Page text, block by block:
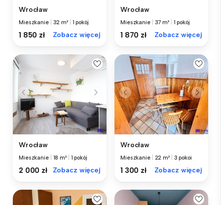
Wrocław
Mieszkanie 32 m² 1 pokój
1 850 zł Zobacz więcej
Wrocław
Mieszkanie 37 m² 1 pokój
1 870 zł Zobacz więcej
Wrocław
Mieszkanie 18 m² 1 pokój
2 000 zł Zobacz więcej
Wrocław
Mieszkanie 22 m² 3 pokoi
1 300 zł Zobacz więcej